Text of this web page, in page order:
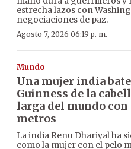
estrecha lazos con
negociaciones de paz.
Agosto 7, 2026 06:19 p. m.
Mundo
Una mujer india
Guinness de la
larga del mundo con
metros
La india Renu Dhariyal ha
como la mujer con el pelo